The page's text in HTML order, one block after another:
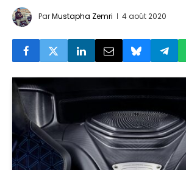
ParMustapha Zemri 4 août 2020